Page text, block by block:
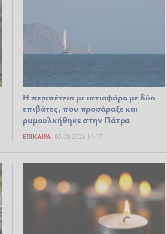
Η περιπέτεια με ιστιοφόρο με δύο
επιβάτες, που προσάραξε και
ρυμουλκήθηκε στην Πάτρα
ΕΠΊΚΑΙΡΑ 05.08.2026 11:17